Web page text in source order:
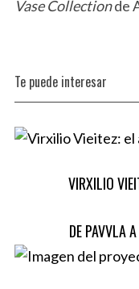
Vase Collectionde
Te puede interesar
VIRXILIO
DE PAVVLA